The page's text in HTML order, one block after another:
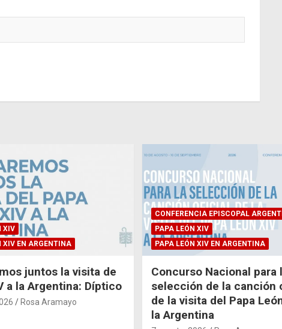
XIV
XIV EN ARGENTINA
juntos la visita de
a la Argentina: Díptico
Rosa Aramayo
CONFERENCIA EPISCOPAL
PAPA LEÓN XIV
PAPA LEÓN XIV EN ARGENTINA
Concurso Nacional para
selección de la canción
de la visita del Papa
la Argentina